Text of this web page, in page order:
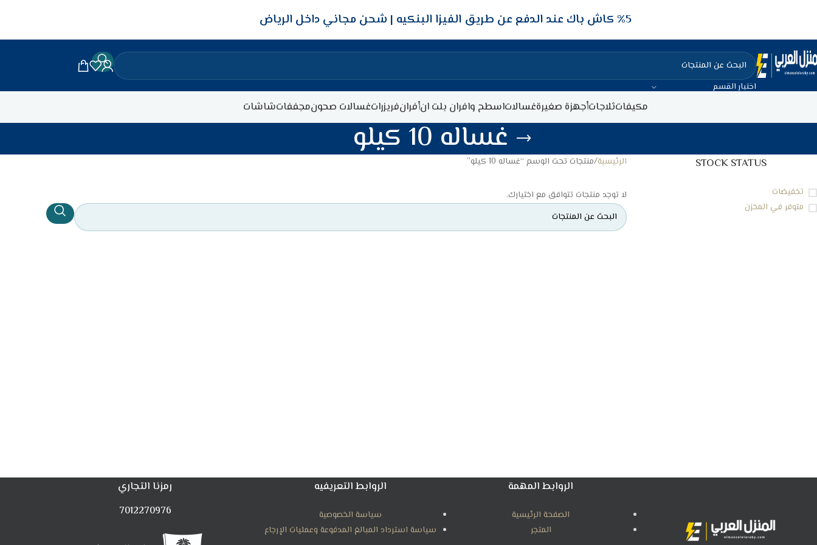
5‎% كاش باك عند الدفع عن طريق الفيزا البنكيه شحن مجاني داخل الرياض
اختيار القسم
مكيفاتثلاجاتأجهزة صغيرةغسالاتاسطح وافران بلت انأفرانفريزراتغسالات صحونمجففاتشاشات
غساله 10 كيلو
STOCK STATUS
تخفيضات
متوفر في المخزن
الرئيسية منتجات تحت الوسم “غساله 10 كيلو”
لا توجد منتجات تتوافق مع اختيارك.
الروابط المهمة
الصفحة الرئيسية
المتجر
الروابط التعريفيه
سياسة الخصوصية
سياسة استرداد المبالغ المدفوعة وعمليات الإرجاع
رمزنا التجاري
7012270976